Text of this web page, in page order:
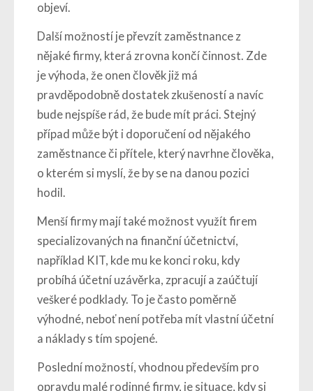
objeví.
Další možností je převzít zaměstnance z
nějaké firmy, která zrovna končí činnost. Zde
je výhoda, že onen člověk již má
pravděpodobně dostatek zkušeností a navíc
bude nejspíše rád, že bude mít práci. Stejný
případ může být i doporučení od nějakého
zaměstnance či přítele, který navrhne člověka,
o kterém si myslí, že by se na danou pozici
hodil.
Menší firmy mají také možnost využít firem
specializovaných na finanční účetnictví,
například KIT, kde mu ke konci roku, kdy
probíhá účetní uzávěrka, zpracují a zaúčtují
veškeré podklady. To je často poměrně
výhodné, neboť není potřeba mít vlastní účetní
a náklady s tím spojené.
Poslední možností, vhodnou především pro
opravdu malé rodinné firmy, je situace, kdy si